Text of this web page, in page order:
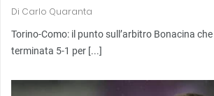
Di Carlo Quaranta
Torino-Como: il punto sull’arbitro Bonacina
terminata 5-1 per [...]